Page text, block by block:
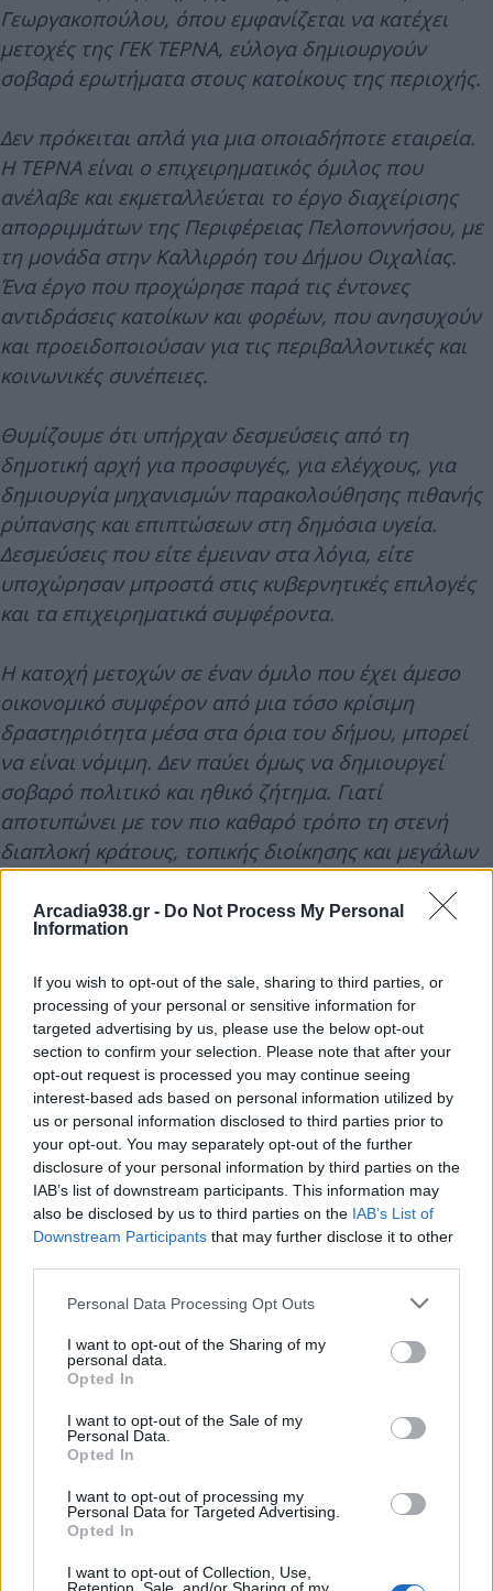
Arcadia938.gr - Do Not Process My Personal
Information
If you wish to opt-out of the sale, sharing to third parties, or
processing of your personal or sensitive information for
targeted advertising by us, please use the below opt-out
section to confirm your selection. Please note that after your
opt-out request is processed you may continue seeing
interest-based ads based on personal information utilized by
us or personal information disclosed to third parties prior to
your opt-out. You may separately opt-out of the further
disclosure of your personal information by third parties on the
IAB’s list of downstream participants. This information may
also be disclosed by us to third parties on the IAB’s List of
Downstream Participants that may further disclose it to other
Personal Data Processing Opt Outs
I want to opt-out of the Sharing of my
personal data.
Opted In
I want to opt-out of the Sale of my
Personal Data.
Opted In
I want to opt-out of processing my
Personal Data for Targeted Advertising.
Opted In
I want to opt-out of Collection, Use,
Γεωργακοπούλου, όπου εμφανίζεται να κατέχει
μετοχές της ΓΕΚ ΤΕΡΝΑ, εύλογα δημιουργούν
σοβαρά ερωτήματα στους κατοίκους της περιοχής.
Δεν πρόκειται απλά για μια οποιαδήποτε εταιρεία.
Η ΤΕΡΝΑ είναι ο επιχειρηματικός όμιλος που
ανέλαβε και εκμεταλλεύεται το έργο διαχείρισης
απορριμμάτων της Περιφέρειας Πελοποννήσου, με
τη μονάδα στην Καλλιρρόη του Δήμου Οιχαλίας.
Ένα έργο που προχώρησε παρά τις έντονες
αντιδράσεις κατοίκων και φορέων, που ανησυχούν
και προειδοποιούσαν για τις περιβαλλοντικές και
κοινωνικές συνέπειες.
Θυμίζουμε ότι υπήρχαν δεσμεύσεις από τη
δημοτική αρχή για προσφυγές, για ελέγχους, για
δημιουργία μηχανισμών παρακολούθησης πιθανής
ρύπανσης και επιπτώσεων στη δημόσια υγεία.
Δεσμεύσεις που είτε έμειναν στα λόγια, είτε
υποχώρησαν μπροστά στις κυβερνητικές επιλογές
και τα επιχειρηματικά συμφέροντα.
Η κατοχή μετοχών σε έναν όμιλο που έχει άμεσο
οικονομικό συμφέρον από μια τόσο κρίσιμη
δραστηριότητα μέσα στα όρια του δήμου, μπορεί
να είναι νόμιμη. Δεν παύει όμως να δημιουργεί
σοβαρό πολιτικό και ηθικό ζήτημα. Γιατί
αποτυπώνει με τον πιο καθαρό τρόπο τη στενή
διαπλοκή κράτους, τοπικής διοίκησης και μεγάλων
επιχειρηματικών ομίλων.
Η Τοπική Διοίκηση, που παρουσιάζεται ως
«ουδέτερη» και «ανεξάρτητη», λειτουργεί όλο και
περισσότερο ως μηχανισμός διευκόλυνσης των
επενδύσεων των μεγάλων εταιρειών, ανεξάρτητα
από τις συνέπειες για τον λαό και το περιβάλλον.
Αυτό είναι το πραγματικό πρόβλημα.
Η «Λαϊκή Συσπείρωση» είχε προειδοποιήσει από
την πρώτη στιγμή ότι η διαχείριση των
απορριμμάτων με κριτήριο το κέρδος των
επιχειρηματικών ομίλων θα οδηγήσει σε πανάκριβα
δημοτικά τέλη και περιβαλλοντικούς κινδύνους.
ενημέρωση, διαφάνεια και ουσιαστικό έλεγχο για τη
λειτουργία της μονάδας, τις περιβαλλοντικές
επιπτώσεις και τις σχέσεις δημοτικής αρχής –
επιχειρηματικών ομίλων.
Διάβασε σχετικά